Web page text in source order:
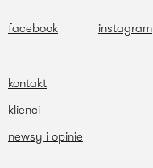
facebook instagram
kontakt
klienci
newsy i opinie